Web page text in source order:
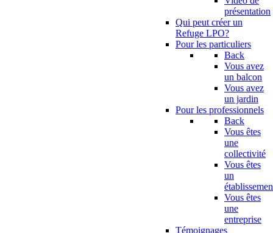
présentation
Qui peut créer un
Refuge LPO?
Pour les particuliers
Back
Vous avez
un balcon
Vous avez
un jardin
Pour les professionnels
Back
Vous êtes
une
collectivité
Vous êtes
un
Vous êtes
une
entreprise
Témoignages